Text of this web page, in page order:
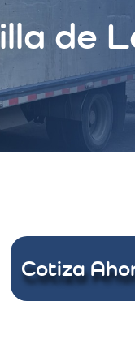
de
Cotiza